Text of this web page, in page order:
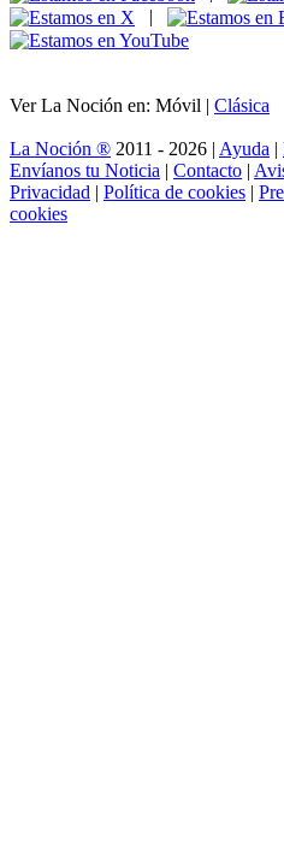
|
Ver La Noción en: Móvil | Clásica
La Noción ® 2011 - 2026 | Ayuda |
Envíanos tu Noticia | Contacto |
Privacidad | Política de cookies |
cookies